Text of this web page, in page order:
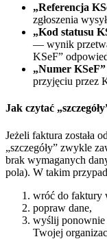
„Referencja
zgłoszenia
„Kod statusu
— wynik
KSeF”
„Numer KSeF”
przyjęciu przez
Jak czytać
Jeżeli faktura została
„szczegóły” zwykle
brak wymaganych
pola). W takim
wróć do faktury
popraw dane,
wyślij ponownie
Twojej